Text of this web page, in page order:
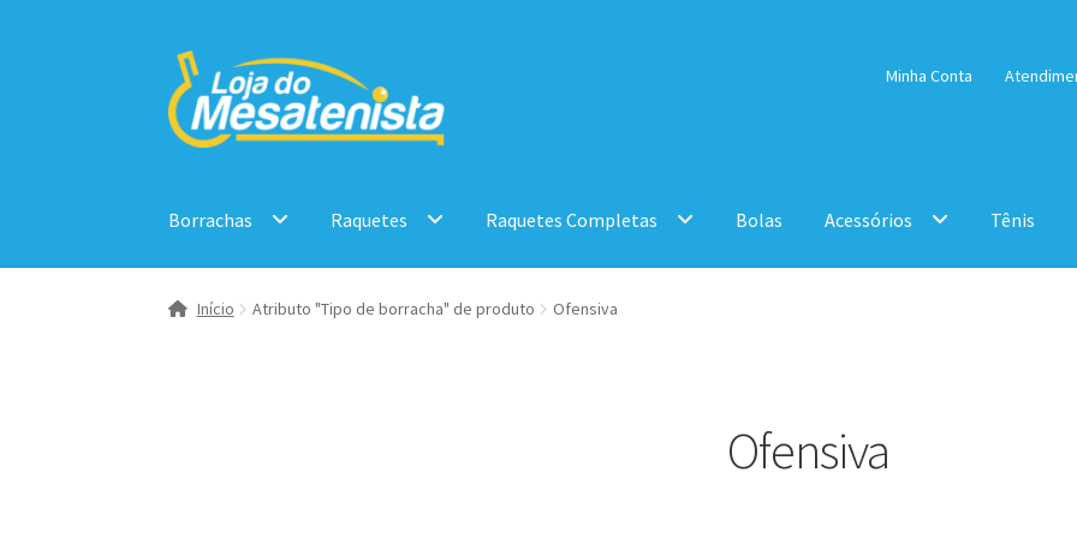
Pular
para
navegação
Pular
para
o
conteúdo
Minha Conta
Borrachas Raquetes Raquetes Completas Bolas Acessórios Tênis
Início Atributo "Tipo de borracha" de produto Ofensiva
Ofensiva